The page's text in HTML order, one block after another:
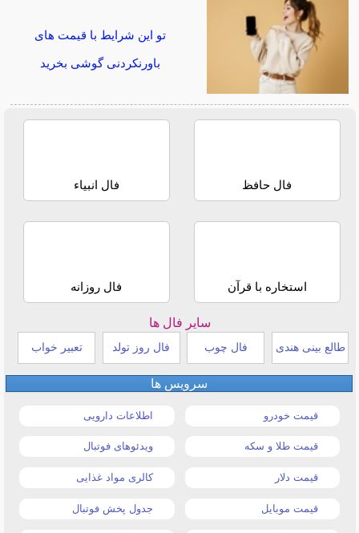
تو این شرایط با قیمت های
باورنکردنی گوشی بخرید
فال حافظ فال انبیاء
استخاره با قرآن فال روزانه
سایر فال ها
طالع بینی هندی فال چوب فال روز تولد تعبیر خواب
سرویس ها
قیمت خودرو اطلاعات دارویی
قیمت طلا و سکه ویدئوهای فوتبال
قیمت دلار کالری مواد غذایی
قیمت موبایل جدول پخش فوتبال